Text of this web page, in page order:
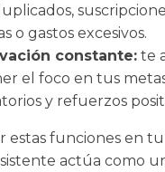
o gastos excesivos.
constante: te
el foco en tus
y refuerzos
estas funciones en
actúa como